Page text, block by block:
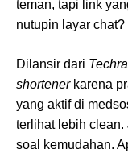
teman, tapi link
nutupin layar chat?
Dilansir dari
shortenerkarena
yang aktif di
terlihat lebih
soal kemudahan.